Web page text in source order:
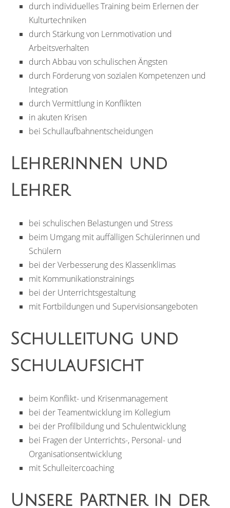
durch individuelles Training beim Erlernen der
Kulturtechniken
durch Stärkung von Lernmotivation und
Arbeitsverhalten
durch Abbau von schulischen Ängsten
durch Förderung von sozialen Kompetenzen und
Integration
durch Vermittlung in Konflikten
in akuten Krisen
bei Schullaufbahnentscheidungen
Lehrerinnen und
Lehrer
bei schulischen Belastungen und Stress
beim Umgang mit auffälligen Schülerinnen und
Schülern
bei der Verbesserung des Klassenklimas
mit Kommunikationstrainings
bei der Unterrichtsgestaltung
mit Fortbildungen und Supervisionsangeboten
Schulleitung und
Schulaufsicht
beim Konflikt- und Krisenmanagement
bei der Teamentwicklung im Kollegium
bei der Profilbildung und Schulentwicklung
bei Fragen der Unterrichts-, Personal- und
Organisationsentwicklung
mit Schulleitercoaching
Unsere Partner in der